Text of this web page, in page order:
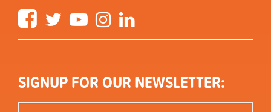
FacebookTwitter YouTube Instagram
SIGNUP FOR OUR NEWSLETTER: